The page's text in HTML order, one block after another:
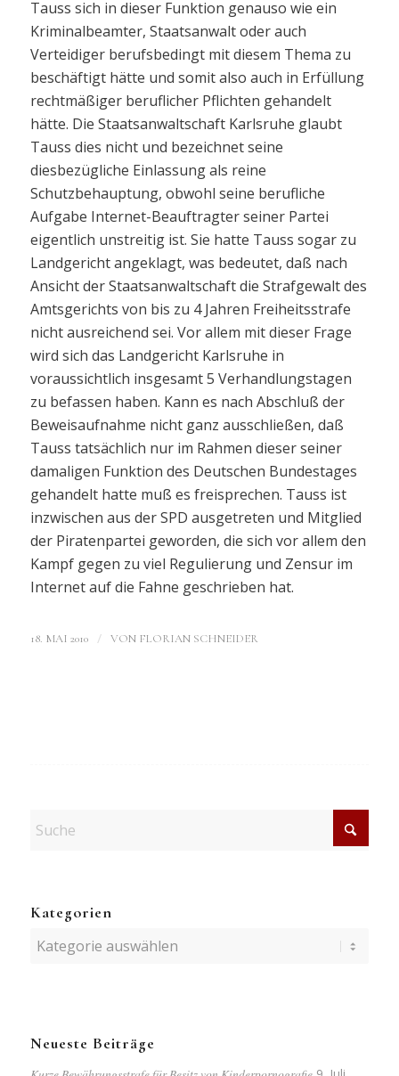
Tauss sich in dieser Funktion genauso wie ein
Kriminalbeamter, Staatsanwalt oder auch
Verteidiger berufsbedingt mit diesem Thema zu
beschäftigt hätte und somit also auch in Erfüllung
rechtmäßiger beruflicher Pflichten gehandelt
hätte. Die Staatsanwaltschaft Karlsruhe glaubt
Tauss dies nicht und bezeichnet seine
diesbezügliche Einlassung als reine
Schutzbehauptung, obwohl seine berufliche
Aufgabe Internet-Beauftragter seiner Partei
eigentlich unstreitig ist. Sie hatte Tauss sogar zu
Landgericht angeklagt, was bedeutet, daß nach
Ansicht der Staatsanwaltschaft die Strafgewalt des
Amtsgerichts von bis zu 4 Jahren Freiheitsstrafe
nicht ausreichend sei. Vor allem mit dieser Frage
wird sich das Landgericht Karlsruhe in
voraussichtlich insgesamt 5 Verhandlungstagen
zu befassen haben. Kann es nach Abschluß der
Beweisaufnahme nicht ganz ausschließen, daß
Tauss tatsächlich nur im Rahmen dieser seiner
damaligen Funktion des Deutschen Bundestages
gehandelt hatte muß es freisprechen. Tauss ist
inzwischen aus der SPD ausgetreten und Mitglied
der Piratenpartei geworden, die sich vor allem den
Kampf gegen zu viel Regulierung und Zensur im
Internet auf die Fahne geschrieben hat.
18. MAI 2010 / VON FLORIAN SCHNEIDER
Kategorien
Kategorien
Neueste Beiträge